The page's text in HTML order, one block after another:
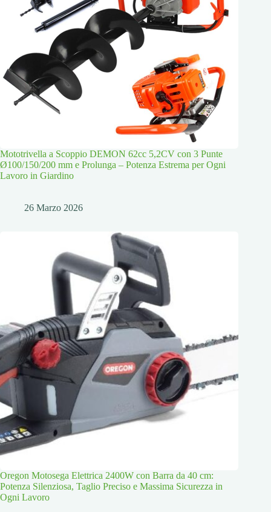
Mototrivella a Scoppio DEMON 62cc 5,2CV con 3 Punte
Ø100/150/200 mm e Prolunga – Potenza Estrema per Ogni
Lavoro in Giardino
26 Marzo 2026
Oregon Motosega Elettrica 2400W con Barra da 40 cm:
Potenza Silenziosa, Taglio Preciso e Massima Sicurezza in
Ogni Lavoro